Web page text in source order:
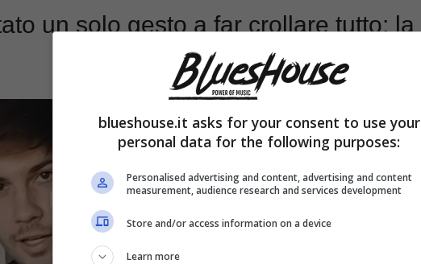
un solo gesto a far crollare tutto: la
blueshouse.it asks for your consent to use your
personal data for the following purposes:
Personalised advertising and content, advertising and content
measurement, audience research and services development
Store and/or access information on a device
Learn more